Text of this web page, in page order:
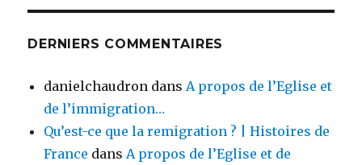
DERNIERS COMMENTAIRES
danielchaudron dansA propos de l’Eglise et
de l’immigration…
Qu’est-ce que la remigration ? | Histoires de
France dansA propos de l’Eglise et de